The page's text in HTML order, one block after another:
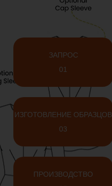
ЗАПРОС
01
ИЗГОТОВЛЕНИЕ ОБРАЗЦОВ
03
ПРОИЗВОДСТВО